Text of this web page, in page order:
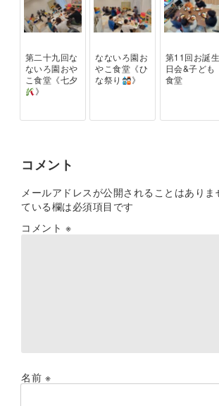
第二十九回な
ないろ園おや
こ食堂《七夕
》
なないろ園お
やこ食堂《ひ
な祭り
》
第11回お誕生
日会&子ども
食堂
コメント
メールアドレスが公開されることはありま
ている欄は必須項目です
コメント ※
名前 ※